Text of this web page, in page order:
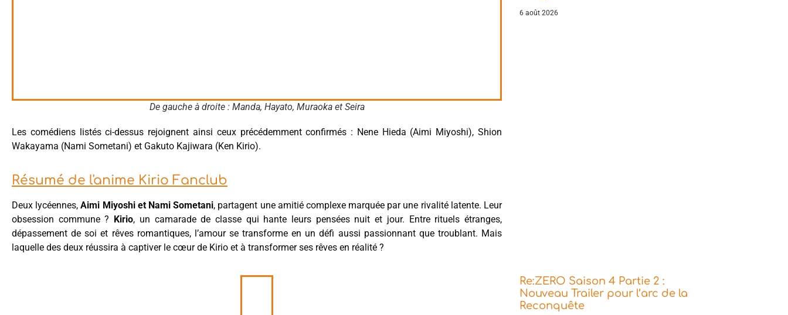
De gauche à droite : Manda, Hayato, Muraoka et Seira
Les comédiens listés ci-dessus rejoignent ainsi ceux précédemment confirmés : Nene Hieda (Aimi Miyoshi), Shion
Wakayama (Nami Sometani) et Gakuto Kajiwara (Ken Kirio).
Résumé de l'anime Kirio Fanclub
Deux lycéennes,Aimi Miyoshi et Nami Sometani, partagent une amitié complexe marquée par une rivalité latente. Leur
obsession commune ?
Kirio, un camarade de classe qui hante leurs pensées nuit et jour. Entre rituels étranges,
dépassement de soi et rêves romantiques, l’amour se transforme en un défi aussi passionnant que troublant. Mais
laquelle des deux réussira à captiver le cœur de Kirio et à transformer ses rêves en réalité ?
6 août 2026
Re:ZERO Saison 4 Partie 2 :
Nouveau Trailer pour l’arc de la
Reconquête